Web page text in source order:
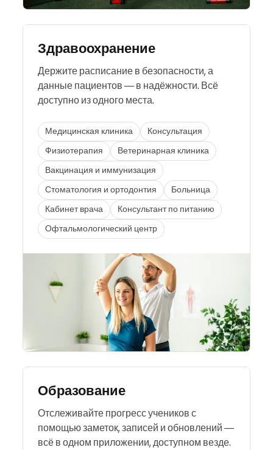
Здравоохранение
Держите расписание в безопасности, а
данные пациентов — в надёжности. Всё
доступно из одного места.
Медицинская клиника
Консультация
Физиотерапия
Ветеринарная клиника
Вакцинация и иммунизация
Стоматология и ортодонтия
Больница
Кабинет врача
Консультант по питанию
Офтальмологический центр
Образование
Отслеживайте прогресс учеников с
помощью заметок, записей и обновлений —
всё в одном приложении, доступном везде.